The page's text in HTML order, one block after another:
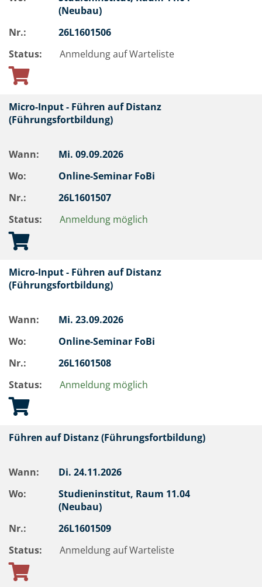
(Neubau)
Nr.:
26L1601506
Status:
Anmeldung auf Warteliste
Micro-Input - Führen auf Distanz
(Führungsfortbildung)
Wann: Mi. 09.09.2026
Wo:
Online-Seminar FoBi
Nr.:
26L1601507
Status:
Anmeldung möglich
Micro-Input - Führen auf Distanz
(Führungsfortbildung)
Wann: Mi. 23.09.2026
Wo:
Online-Seminar FoBi
Nr.:
26L1601508
Status:
Anmeldung möglich
Führen auf Distanz (Führungsfortbildung)
Wann: Di. 24.11.2026
Wo:
Studieninstitut, Raum 11.04
(Neubau)
Nr.:
26L1601509
Status:
Anmeldung auf Warteliste